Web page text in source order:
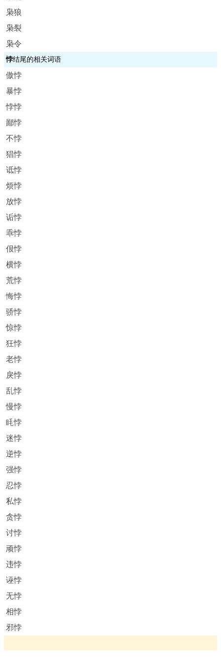
枭狼
枭裂
枭令
悖结尾的相关词语
傲悖
暴悖
悖悖
鄙悖
不悖
猖悖
诋悖
烦悖
放悖
诟悖
乖悖
佷悖
横悖
荒悖
悔悖
骄悖
惊悖
狂悖
老悖
戾悖
乱悖
慢悖
眊悖
迷悖
逆悖
强悖
忍悖
私悖
贪悖
讨悖
顽悖
违悖
诬悖
无悖
相悖
邪悖